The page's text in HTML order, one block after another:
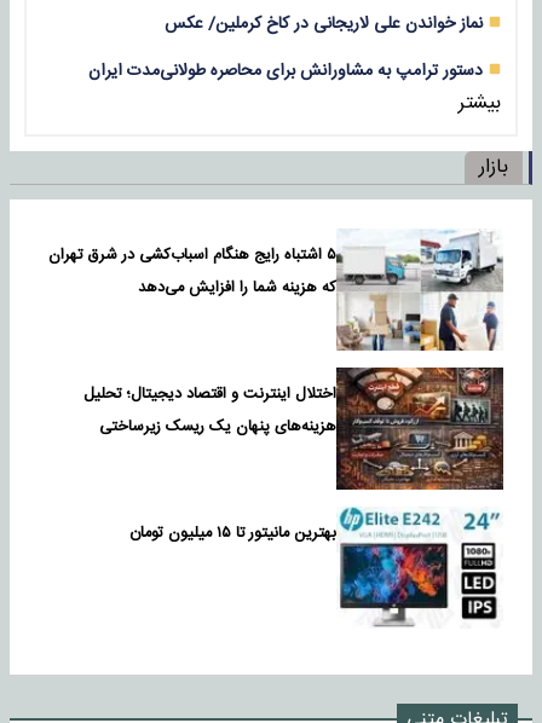
نماز خواندن علی لاریجانی در کاخ کرملین/ عکس
دستور ترامپ به مشاورانش برای محاصره طولانی‌مدت ایران
بیشتر
بازار
۵ اشتباه رایج هنگام اسباب‌کشی در شرق تهران
که هزینه شما را افزایش می‌دهد
اختلال اینترنت و اقتصاد دیجیتال؛ تحلیل
هزینه‌های پنهان یک ریسک زیرساختی
بهترین مانیتور تا ۱۵ میلیون تومان